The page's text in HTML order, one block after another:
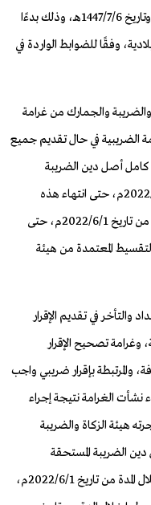
المكلّفين) الصادرة بالقرار الوزاري رقم (653) وتاريخ 1447/7/6هـ، وذلك بدءًا
ميلادية، وفقًا للضوابط الواردة في
والجمارك من غرامة
الضريبية في حال تقديم جميع
كامل أصل دين الضريبة
المستحقة بموجبها خلال المدة من تاريخ 2022/6/1م، حتى انتهاء هذه
المبادرة، أو تقديم طلب تقسيطها خلال المدة من تاريخ 2022/6/1م، حتى
التقسيط المعتمدة من هيئة
والتأخر في تقديم الإقرار
وغرامة تصحيح الإقرار
والمرتبطة بإقرار ضريبي واجب
قبل تاريخ 2026/7/1م، سواء نشأت الغرامة نتيجة إجراء
هيئة الزكاة والضريبة
الضريبة المستحقة
والمتعلقة بالإقرار الذي نشأت عنه الغرامة خلال المدة من تاريخ 2022/6/1م،